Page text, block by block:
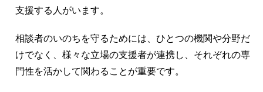
支援する人がいます。
相談者のいのちを守るためには、ひとつの機関や分野だ
けでなく、様々な立場の支援者が連携し、それぞれの専
門性を活かして関わることが重要です。